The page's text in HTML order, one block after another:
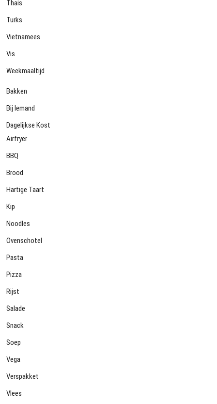
Thais
Turks
Vietnamees
Vis
Weekmaaltijd
Bakken
Bij Iemand
Dagelijkse Kost
Airfryer
BBQ
Brood
Hartige Taart
Kip
Noodles
Ovenschotel
Pasta
Pizza
Rijst
Salade
Snack
Soep
Vega
Verspakket
Vlees